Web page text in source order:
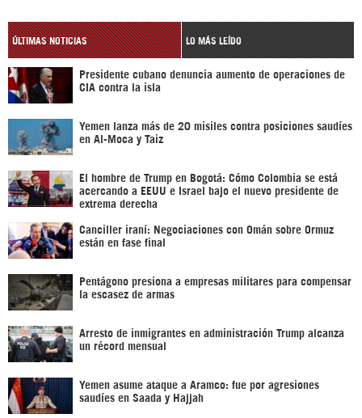
ÚLTIMAS NOTICIAS LO MÁS LEÍDO
Presidente cubano denuncia aumento de operaciones de
CIA contra la isla
Yemen lanza más de 20 misiles contra posiciones saudíes
en Al-Moca y Taiz
El hombre de Trump en Bogotá: Cómo Colombia se está
acercando a EEUU e Israel bajo el nuevo presidente de
extrema derecha
Canciller iraní: Negociaciones con Omán sobre Ormuz
están en fase final
Pentágono presiona a empresas militares para compensar
la escasez de armas
Arresto de inmigrantes en administración Trump alcanza
un récord mensual
Yemen asume ataque a Aramco: fue por agresiones
saudíes en Saada y Hajjah